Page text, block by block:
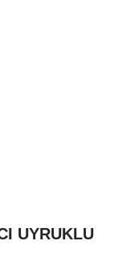
UYRUKLU